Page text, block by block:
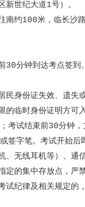
新世纪大道1号） 。
南约100米，临长沙
30分钟到达考点签
民身份证失效、遗失
的临时身份证明方可
考试结束前30分钟，
签字笔。考试开始
、 无线耳机等）、通
的集中存放点，严
纪律及相关规定的